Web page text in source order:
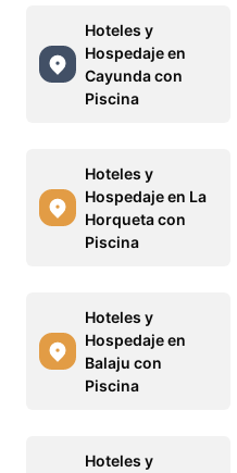
Hoteles y
Hospedaje en
Cayunda con
Piscina
Hoteles y
Hospedaje en La
Horqueta con
Piscina
Hoteles y
Hospedaje en
Balaju con
Piscina
Hoteles y